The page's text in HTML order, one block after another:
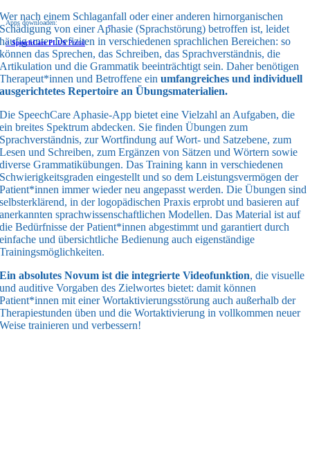
Apps downloaden:
>SpeechCare PLUSPortal
Wer nach einem Schlaganfall oder einer anderen hirnorganischen
Schädigung von einer Aphasie (Sprachstörung) betroffen ist, leidet
häufig unter Defiziten in verschiedenen sprachlichen Bereichen: so
können das Sprechen, das Schreiben, das Sprachverständnis, die
Artikulation und die Grammatik beeinträchtigt sein. Daher benötigen
Therapeut*innen und Betroffene einumfangreiches und individuell
ausgerichtetes Repertoire an Übungsmaterialien.
Die SpeechCare Aphasie-App bietet eine Vielzahl an Aufgaben, die
ein breites Spektrum abdecken. Sie finden Übungen zum
Sprachverständnis, zur Wortfindung auf Wort- und Satzebene, zum
Lesen und Schreiben, zum Ergänzen von Sätzen und Wörtern sowie
diverse Grammatikübungen. Das Training kann in verschiedenen
Schwierigkeitsgraden eingestellt und so dem Leistungsvermögen der
Patient*innen immer wieder neu angepasst werden. Die Übungen sind
selbsterklärend, in der logopädischen Praxis erprobt und basieren auf
anerkannten sprachwissenschaftlichen Modellen. Das Material ist auf
die Bedürfnisse der Patient*innen abgestimmt und garantiert durch
einfache und übersichtliche Bedienung auch eigenständige
Trainingsmöglichkeiten.
Ein absolutes Novum ist die integrierte Videofunktion, die visuelle
und auditive Vorgaben des Zielwortes bietet: damit können
Patient*innen mit einer Wortaktivierungsstörung auch außerhalb der
Therapiestunden üben und die Wortaktivierung in vollkommen neuer
Weise trainieren und verbessern!